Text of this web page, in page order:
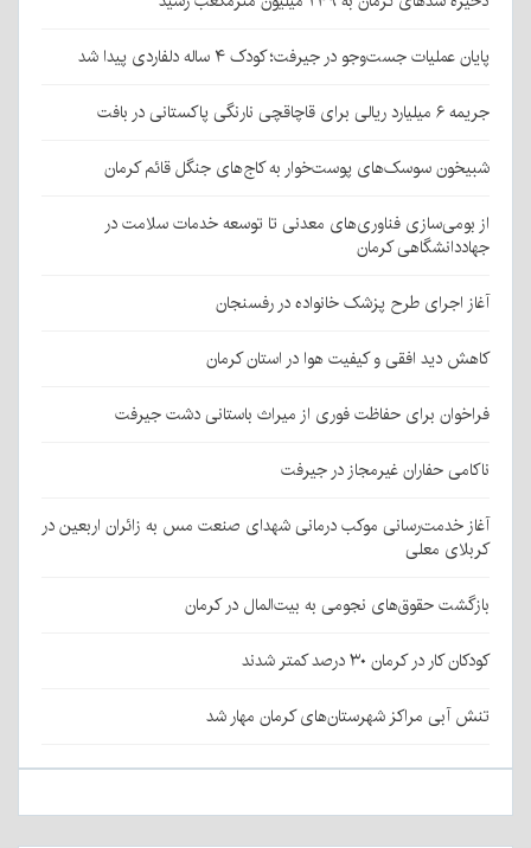
پایان عملیات جست‌وجو در جیرفت؛ کودک ۴ ساله دلفاردی پیدا شد
جریمه ۶ میلیارد ریالی برای قاچاقچی نارنگی پاکستانی در بافت
شبیخون سوسک‌های پوست‌خوار به کاج‌های جنگل قائم کرمان
از بومی‌سازی فناوری‌های معدنی تا توسعه خدمات سلامت در
جهاددانشگاهی کرمان
آغاز اجرای طرح پزشک خانواده در رفسنجان
کاهش دید افقی و کیفیت هوا در استان کرمان
فراخوان برای حفاظت فوری از میراث باستانی دشت جیرفت
ناکامی حفاران غیرمجاز در جیرفت
آغاز خدمت‌رسانی موکب درمانی شهدای صنعت مس به زائران اربعین در
کربلای معلی
بازگشت حقوق‌های نجومی به بیت‌المال در کرمان
کودکان کار در کرمان ۳۰ درصد کمتر شدند
تنش آبی مراکز شهرستان‌های کرمان مهار شد